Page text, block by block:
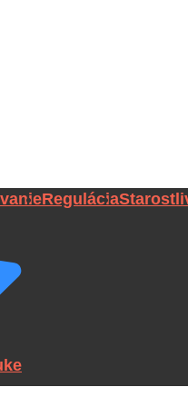
Regulácia